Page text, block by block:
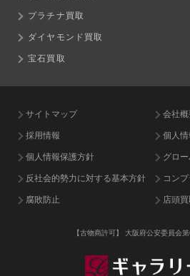
プラチナ買取
ダイヤモンド買取
宝石買取
サイトマップ 会社
採用情報 個人
個人情報保護方針 グロ
反社会的勢力に対する基本方針 コン
腐敗防止 店頭
【古物商許可】 大阪府公安委員会